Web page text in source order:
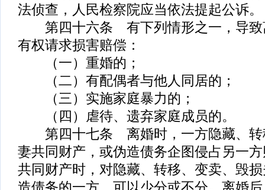
法侦查，人民检察院应当依法提起公诉。
第四十六条 有下列情形之一，导致
有权请求损害赔偿：
（一）重婚的；
（二）有配偶者与他人同居的；
（三）实施家庭暴力的；
（四）虐待、遗弃家庭成员的。
第四十七条 离婚时，一方隐藏、转
妻共同财产，或伪造债务企图侵占另一
共同财产时，对隐藏、转移、变卖、毁